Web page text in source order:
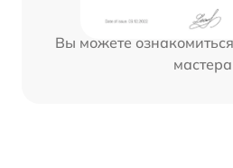
Вы можете
мастера